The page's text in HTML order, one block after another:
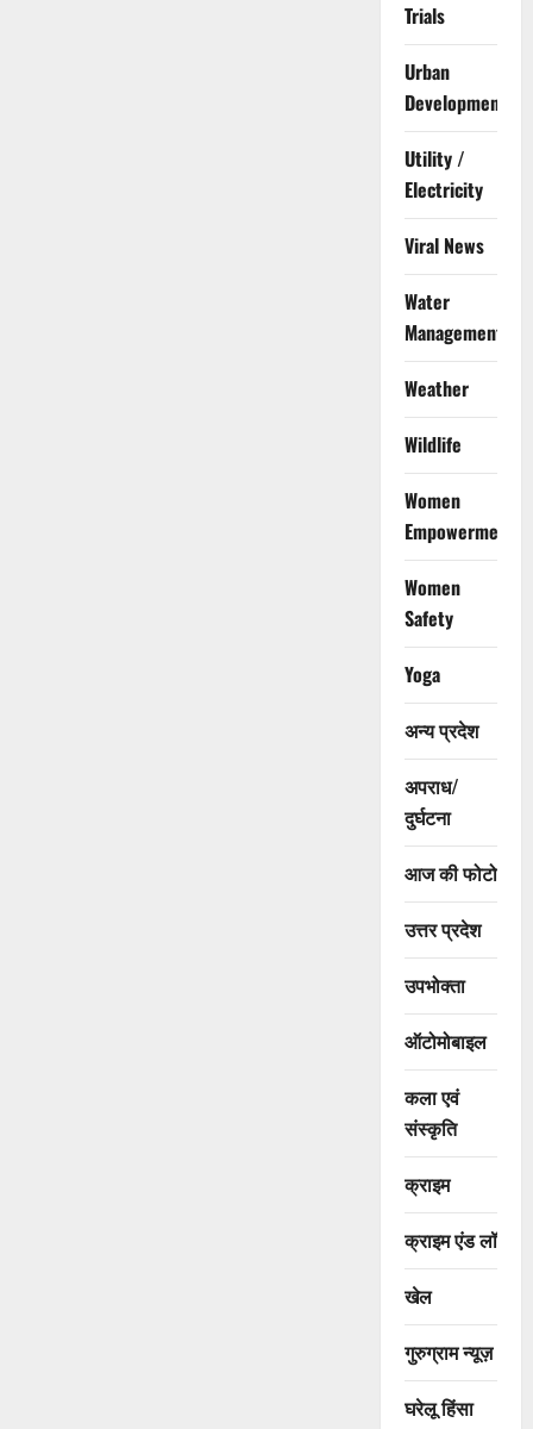
Trials
Urban
Development
Utility /
Electricity
Viral News
Water
Management
Weather
Wildlife
Women
Empowerment
Women
Safety
Yoga
अन्य प्रदेश
अपराध/
दुर्घटना
आज की फोटो
उत्तर प्रदेश
उपभोक्ता
ऑटोमोबाइल
कला एवं
संस्कृति
क्राइम
क्राइम एंड लॉ
खेल
गुरुग्राम न्यूज़
घरेलू हिंसा